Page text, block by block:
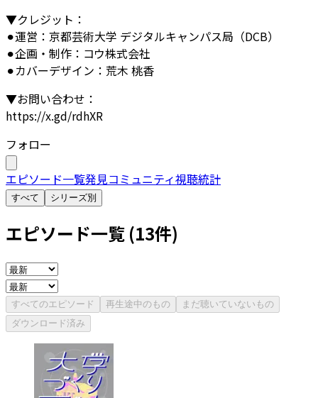
▼クレジット：
⚫︎運営：京都芸術大学 デジタルキャンパス局（DCB）
⚫︎企画・制作：コウ株式会社
⚫︎カバーデザイン：荒木 桃香
▼お問い合わせ：
https://x.gd/rdhXR
フォロー
エピソード一覧発見コミュニティ視聴統計
すべて シリーズ別
エピソード一覧 (13件)
すべてのエピソード 再生途中のもの
まだ聴いていないもの
ダウンロード済み